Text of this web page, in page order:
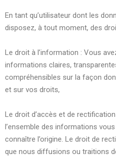
En tant qu’utilisateur dont les
disposez, à tout moment, des
Le droit à l’information : Vous
informations claires,
compréhensibles sur la façon
et sur vos droits,
Le droit d’accès et de
l’ensemble des informations
connaître l’origine. Le droit de
que nous diffusions ou traitions